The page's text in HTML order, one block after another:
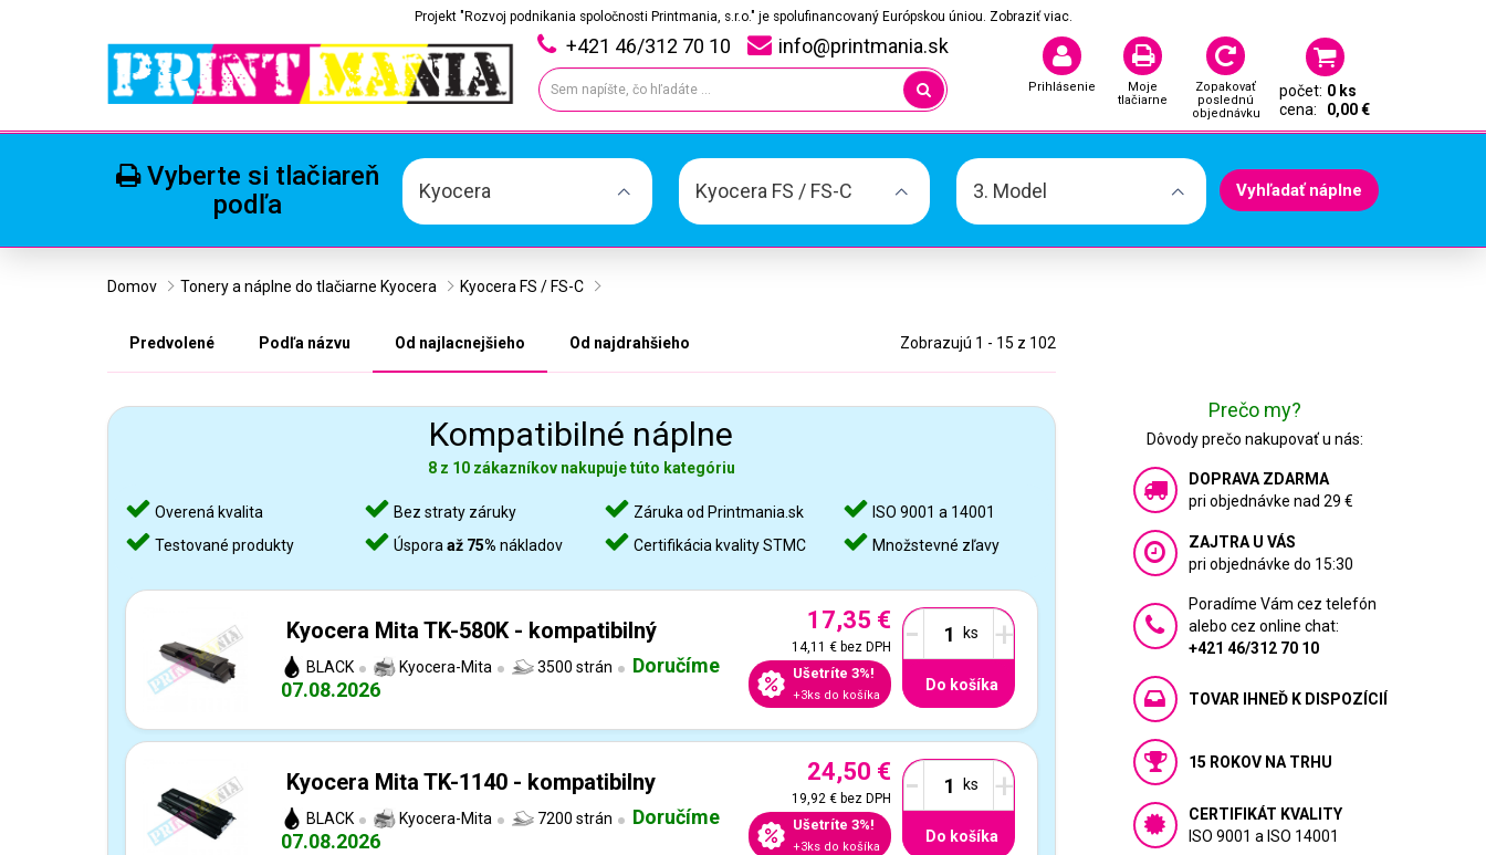
Projekt "Rozvoj podnikania spoločnosti Printmania, s.r.o." je spolufinancovaný Európskou úniou. Zobraziť viac.
+421 46/312 70 10 info@printmania.sk
Prihlásenie
Moje
tlačiarne
Zopakovať
poslednú
objednávku
počet: 0 ks
cena:
0,00 €
Vyberte si tlačiareň
podľa
Kyocera Kyocera FS / FS-C 3. Model Vyhľadať náplne
Domov Tonery a náplne do tlačiarne Kyocera Kyocera FS / FS-C
Predvolené Podľa názvu Od najlacnejšieho Od najdrahšieho Zobrazujú 1 - 15 z 102
Kompatibilné náplne
8 z 10 zákazníkov nakupuje túto kategóriu
Overená kvalita
Testované produkty
Bez straty záruky
Úsporaaž 75% nákladov
Záruka od Printmania.sk
Certifikácia kvality STMC
ISO 9001 a 14001
Množstevné zľavy
Kyocera Mita TK-580K - kompatibilný
BLACK Kyocera-Mita 3500 strán
Doručíme
07.08.2026
17,35 €
14,11 €bez DPH
Ušetríte 3%!
+3ks do košíka
- +
Do košíka
Kyocera Mita TK-1140 - kompatibilny
BLACK Kyocera-Mita 7200 strán
Doručíme
07.08.2026
24,50 €
19,92 €bez DPH
Ušetríte 3%!
+3ks do košíka
- +
Do košíka
Prečo my?
Dôvody prečo nakupovať u nás:
DOPRAVA ZDARMA
pri objednávke nad 29 €
ZAJTRA U VÁS
pri objednávke do 15:30
Poradíme Vám cez telefón
alebo cez online chat:
+421 46/312 70 10
TOVAR IHNEĎ K DISPOZÍCIÍ
15 ROKOV NA TRHU
CERTIFIKÁT KVALITY
ISO 9001 a ISO 14001